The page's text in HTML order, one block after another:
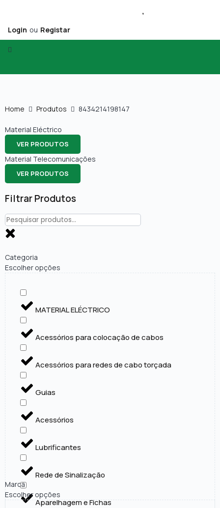
Login ou Registar
Home Produtos 8434214198147
Filtrar Produtos
Categoria
Escolher opções
MATERIAL ELÉCTRICO
Acessórios para colocação de cabos
Acessórios para redes de cabo torçada
Guias
Acessórios
Lubrificantes
Rede de Sinalização
Aparelhagem e Fichas
Marca
Escolher opções
Material Eléctrico
VER PRODUTOS
Material Telecomunicações
VER PRODUTOS